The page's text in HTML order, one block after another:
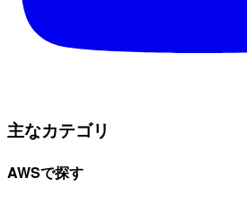
主なカテゴリ
AWSで探す